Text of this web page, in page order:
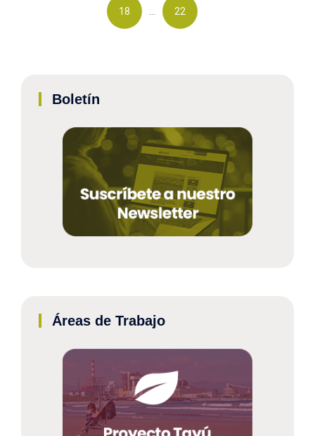
18 … 22
Boletín
Áreas de Trabajo